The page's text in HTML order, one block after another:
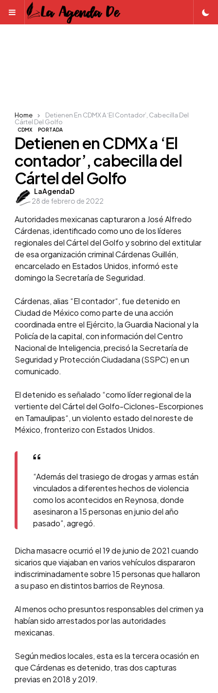
Menu
CDMX PORTADA
Detienen en CDMX a ‘El
contador’, cabecilla del
Cártel del Golfo
Posted
by
LaAgendaD
28 de febrero de 2022
Home
Detienen En CDMX A ‘El Contador’, Cabecilla Del
Cártel Del Golfo
Autoridades mexicanas capturaron a José Alfredo
Cárdenas, identificado como uno de los líderes
regionales del Cártel del Golfo y sobrino del extitular
de esa organización criminal Cárdenas Guillén,
encarcelado en Estados Unidos, informó este
domingo la Secretaría de Seguridad.
Cárdenas, alias “El contador“, fue detenido en
Ciudad de México como parte de una acción
coordinada entre el Ejército, la Guardia Nacional y la
Policía de la capital, con información del Centro
Nacional de Inteligencia, precisó la Secretaría de
Seguridad y Protección Ciudadana (SSPC) en un
comunicado.
El detenido es señalado “como líder regional de la
vertiente del Cártel del Golfo-Ciclones-Escorpiones
en Tamaulipas“, un violento estado del noreste de
México, fronterizo con Estados Unidos.
“Además del trasiego de drogas y armas están
vinculados a diferentes hechos de violencia
como los acontecidos en Reynosa, donde
asesinaron a 15 personas en junio del año
pasado”, agregó.
Dicha masacre ocurrió el 19 de junio de 2021 cuando
sicarios que viajaban en varios vehículos dispararon
indiscriminadamente sobre 15 personas que hallaron
a su paso en distintos barrios de Reynosa.
Al menos ocho presuntos responsables del crimen ya
habían sido arrestados por las autoridades
mexicanas.
Según medios locales, esta es la tercera ocasión en
que Cárdenas es detenido, tras dos capturas
previas en 2018 y 2019.